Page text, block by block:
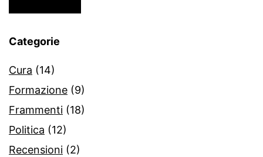
Categorie
Cura (14)
Formazione (9)
Frammenti (18)
Politica (12)
Recensioni (2)